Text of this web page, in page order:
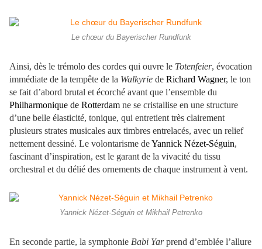
Le chœur du Bayerischer Rundfunk
Ainsi, dès le trémolo des cordes qui ouvre le Totenfeier, évocation
immédiate de la tempête de la Walkyrie de Richard Wagner, le ton
se fait d’abord brutal et écorché avant que l’ensemble du
Philharmonique de Rotterdam ne se cristallise en une structure
d’une belle élasticité, tonique, qui entretient très clairement
plusieurs strates musicales aux timbres entrelacés, avec un relief
nettement dessiné. Le volontarisme deYannick Nézet-Séguin,
fascinant d’inspiration, est le garant de la vivacité du tissu
orchestral et du délié des ornements de chaque instrument à vent.
Yannick Nézet-Séguin et Mikhail Petrenko
En seconde partie, la symphonie Babi Yarprend d’emblée l’allure